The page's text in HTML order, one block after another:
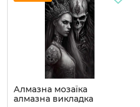
Алмазна мозаїка
алмазна викладка